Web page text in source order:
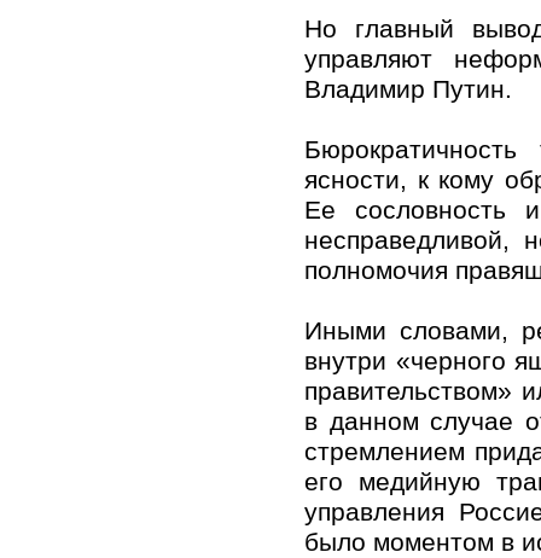
Но главный
управляют
Владимир Путин.
ясности, к кому
Ее сословность
несправедливой,
полномочия
Иными словами,
внутри «черного
правительством»
в данном случае
стремлением
его медийную
управления
было моментом в